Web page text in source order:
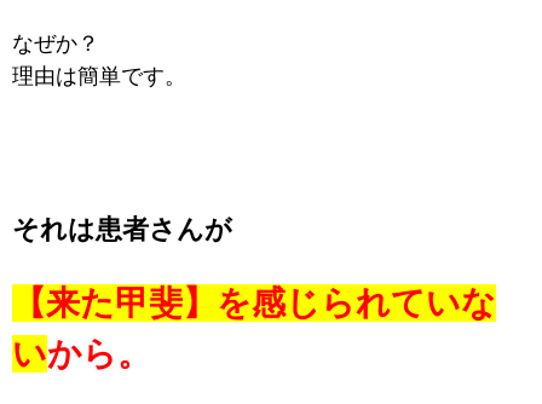
なぜか？
理由は簡単です。
それは患者さんが
【来た甲斐】を感じられていな
いから。